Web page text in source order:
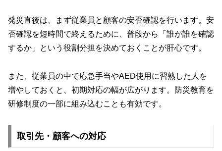
発災直後は、まず従業員と顧客の安否確認を行います。安
否確認を短時間で終えるために、普段から「誰が誰を確認
するか」という役割分担を決めておくことが肝心です。
また、従業員の中で応急手当やAED使用に習熟した人を
増やしておくと、初期対応の幅が広がります。防災教育を
研修制度の一部に組み込むことも有効です。
取引先・顧客への対応